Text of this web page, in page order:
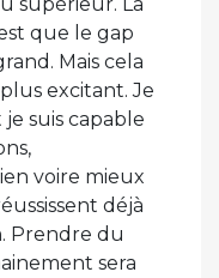
que le gap
Mais cela
excitant. Je
suis capable
voire mieux
déjà
Prendre du
sera